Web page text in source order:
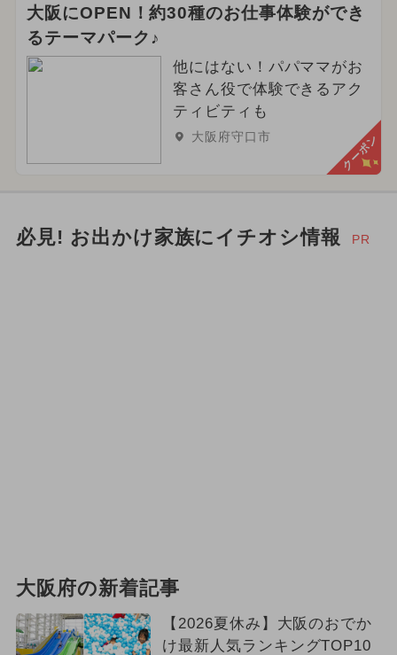
大阪にOPEN！約30種のお仕事体験ができ
るテーマパーク♪
他にはない！パパママがお
客さん役で体験できるアク
ティビティも
大阪府守口市 クーポン
必見! お出かけ家族にイチオシ情報 PR
大阪府の新着記事
【2026夏休み】大阪のおでか
け最新人気ランキングTOP10